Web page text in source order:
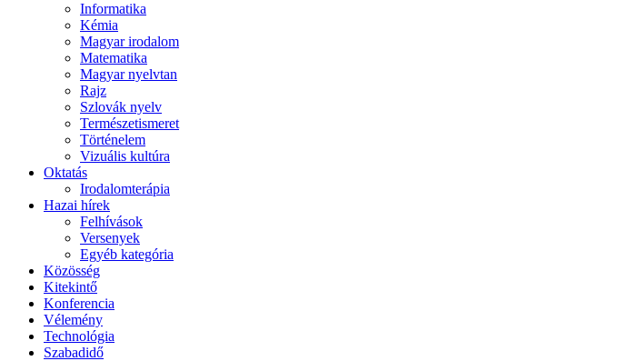
Informatika
Kémia
Magyar irodalom
Matematika
Magyar nyelvtan
Rajz
Szlovák nyelv
Természetismeret
Történelem
Vizuális kultúra
Oktatás
Irodalomterápia
Hazai hírek
Felhívások
Versenyek
Egyéb kategória
Közösség
Kitekintő
Konferencia
Vélemény
Technológia
Szabadidő